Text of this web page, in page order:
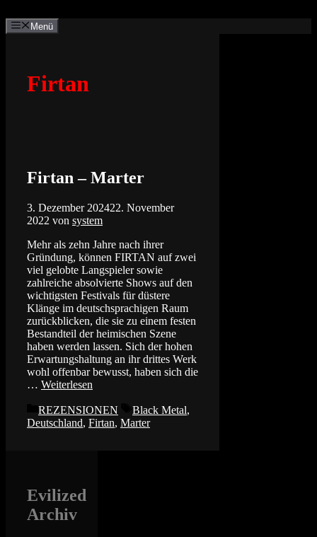
Inhalt
springen
Menü
Firtan
Firtan – Marter
3. Dezember 202422. November
2022 von system
Mehr als zehn Jahre nach ihrer
Gründung, können FIRTAN auf zwei
viel gelobte Langspieler sowie
zahlreiche absolvierte Shows auf den
wichtigsten Festivals für düstere
Klänge im deutschsprachigen Raum
zurückblicken, die sie zu einem festen
Bestandteil der heimischen Szene
haben werden lassen. Sich der hohen
Erwartungshaltung an ihr drittes Werk
wohl offenbar bewusst, haben sich die
… Weiterlesen
Kategorien
REZENSIONEN Schlagwörter
Black Metal,
Deutschland, Firtan, Marter
Evilized
Archiv